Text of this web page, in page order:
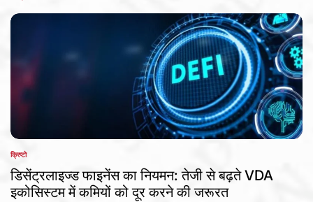
POSTED
IN
क्रिप्टो
डिसेंट्रलाइज्ड फाइनेंस का नियमन: तेजी से बढ़ते VDA
इकोसिस्टम में कमियों को दूर करने की जरूरत